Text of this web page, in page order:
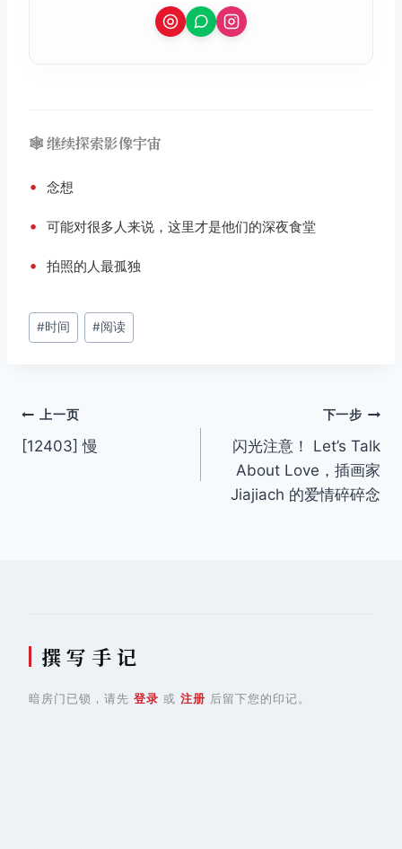
🕸️ 继续探索影像宇宙
• 念想
• 可能对很多人来说，这里才是他们的深夜食堂
• 拍照的人最孤独
文
章
#时间 #阅读
文
章
上一页
[12403] 慢
下一步
闪光注意！ Let’s Talk
About Love，插画家
Jiajiach 的爱情碎碎念
撰 写 手 记
暗房门已锁，请先 登录 或 注册 后留下您的印记。